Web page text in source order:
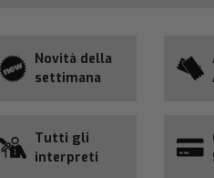
Novità della
settimana
Tutti gli
interpreti